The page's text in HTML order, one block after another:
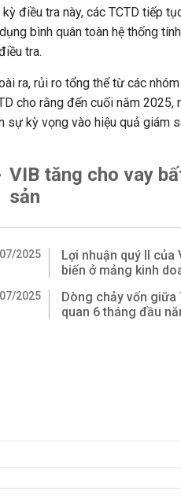
kỳ điều tra này, các TCTD tiếp
bình quân toàn hệ thống
tra.
ra, rủi ro tổng thể từ các
cho rằng đến cuối năm
sự kỳ vọng vào hiệu quả giám
VIB tăng cho vay
sản
2025
Lợi nhuận quý II của
biến ở mảng kinh
2025
Dòng chảy vốn giữa
quan 6 tháng đầu